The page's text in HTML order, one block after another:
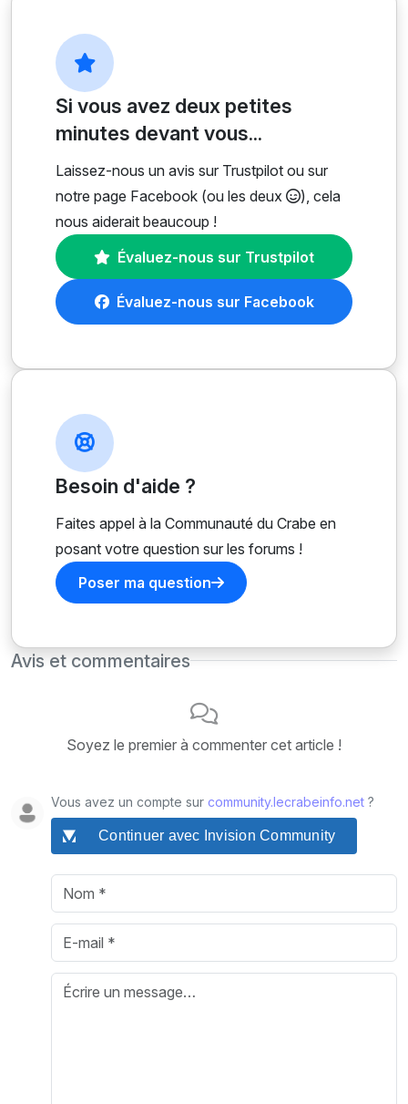
Si vous avez deux petites
minutes devant vous...
Laissez-nous un avis sur Trustpilot ou sur
notre page Facebook (ou les deux
), cela
nous aiderait beaucoup !
Évaluez-nous sur Trustpilot
Évaluez-nous sur Facebook
Besoin d'aide ?
Faites appel à la Communauté du Crabe en
posant votre question sur les forums !
Poser ma question
Avis et commentaires
Soyez le premier à commenter cet article !
Vous avez un compte sur community.lecrabeinfo.net ?
Continuer avec Invision Community